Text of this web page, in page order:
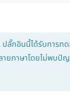
ปลั๊กอินนี้ได้รับการท
ายภาษาโดยไม่พบปั